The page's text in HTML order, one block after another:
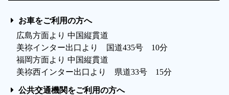
お車をご利用の方へ
広島方面より 中国縦貫道
美祢インター出口より 国道435号 10分
福岡方面より 中国縦貫道
美祢西インター出口より 県道33号 15分
公共交通機関をご利用の方へ